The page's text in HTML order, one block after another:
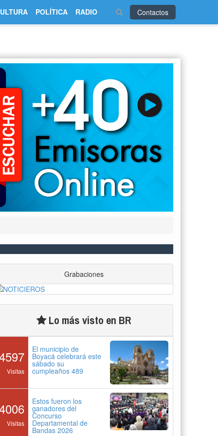
Contactos
POLÍTICA RADIO
Grabaciones
Lo más visto en BR
Visitas
El municipio de
Boyacá celebrará este
sábado su
cumpleaños 489
Visitas
Estos fueron los
ganadores del
Concurso
Departamental de
Bandas 2026